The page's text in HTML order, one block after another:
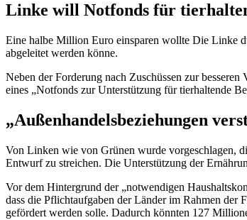
Linke will Notfonds für
Eine halbe Million Euro einsparen wollte Die Linke
abgeleitet werden könne.
Neben der Forderung nach Zuschüssen zur
eines „Notfonds zur Unterstützung für tierhaltende
„Außenhandelsbeziehungen
Von Linken wie von Grünen wurde vorgeschlagen,
Entwurf zu streichen. Die Unterstützung der
Vor dem Hintergrund der „notwendigen
dass die Pflichtaufgaben der Länder im Rahmen der
gefördert werden solle. Dadurch könnten 127